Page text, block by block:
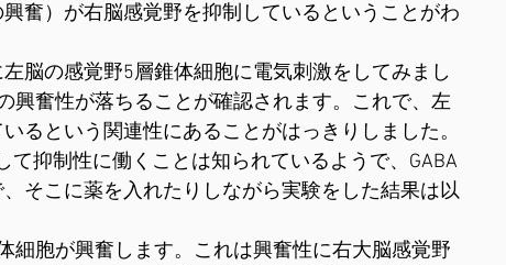
奮）が右脳感覚野を抑制しているということがわ
脳の感覚野5層錐体細胞に電気刺激をしてみまし
興奮性が落ちることが確認されます。これで、左
るという関連性にあることがはっきりしました。
て抑制性に働くことは知られているようで、GABA
そこに薬を入れたりしながら実験をした結果は以
細胞が興奮します。これは興奮性に右大脳感覚野